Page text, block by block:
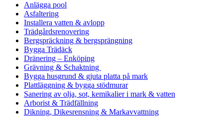
Anlägga pool
Asfaltering
Installera vatten & avlopp
Trädgårdsrenovering
Bergspräckning & bergsprängning
Bygga Trädäck
Dränering – Enköping
Grävning & Schaktning
Bygga husgrund & gjuta platta på mark
Plattläggning & bygga stödmurar
Sanering av olja, sot, kemikalier i mark & vatten
Arborist & Trädfällning
Dikning, Dikesrensning & Markavvattning